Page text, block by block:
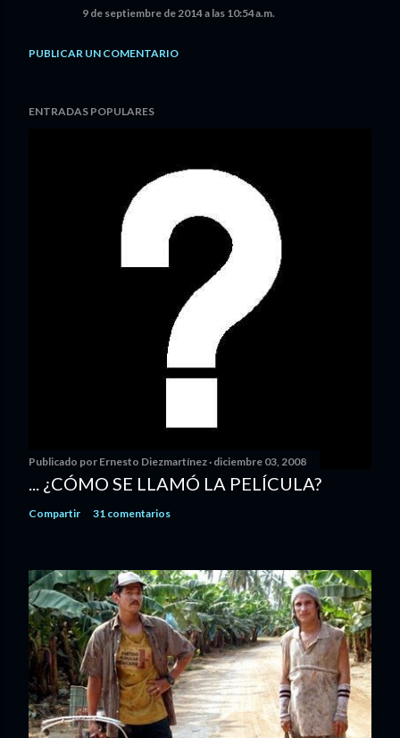
9 de septiembre de 2014 a las 10:54 a.m.
PUBLICAR UN COMENTARIO
ENTRADAS POPULARES
Publicado por Ernesto Diezmartínez diciembre 03, 2008
... ¿CÓMO SE LLAMÓ LA PELÍCULA?
Compartir 31 comentarios